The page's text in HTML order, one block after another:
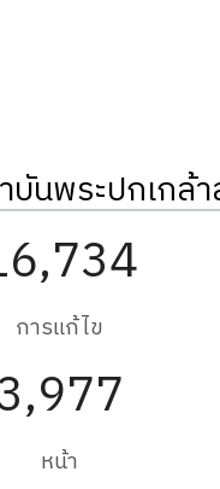
นพระปกเกล้
การแก้ไข
หน้า